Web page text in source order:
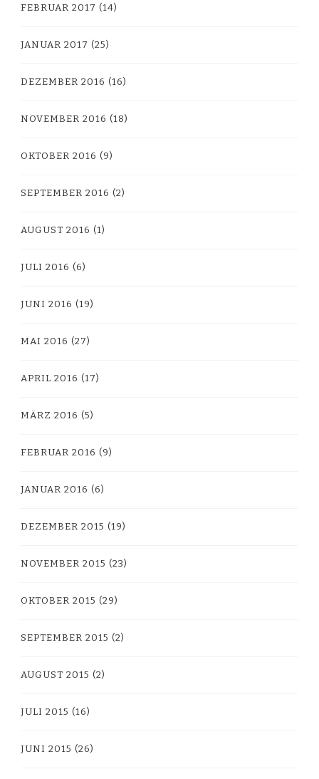
FEBRUAR 2017 (14)
JANUAR 2017 (25)
DEZEMBER 2016 (16)
NOVEMBER 2016 (18)
OKTOBER 2016 (9)
SEPTEMBER 2016 (2)
AUGUST 2016 (1)
JULI 2016 (6)
JUNI 2016 (19)
MAI 2016 (27)
APRIL 2016 (17)
MÄRZ 2016 (5)
FEBRUAR 2016 (9)
JANUAR 2016 (6)
DEZEMBER 2015 (19)
NOVEMBER 2015 (23)
OKTOBER 2015 (29)
SEPTEMBER 2015 (2)
AUGUST 2015 (2)
JULI 2015 (16)
JUNI 2015 (26)